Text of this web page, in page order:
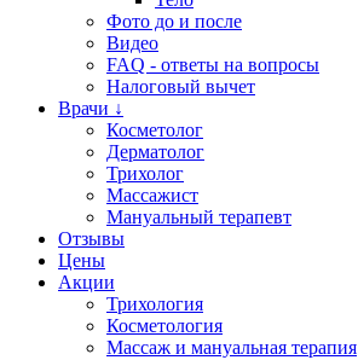
Фото до и после
Видео
FAQ - ответы на вопросы
Налоговый вычет
Врачи ↓
Косметолог
Дерматолог
Трихолог
Массажист
Мануальный терапевт
Отзывы
Цены
Акции
Трихология
Косметология
Массаж и мануальная терапия